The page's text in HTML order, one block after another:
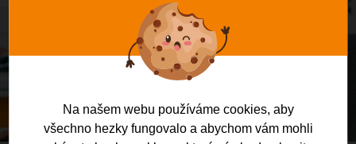
Na našem webu používáme cookies, aby
všechno hezky fungovalo a abychom vám mohli